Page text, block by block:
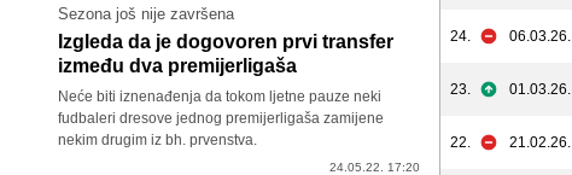
Sezona još nije završena
Izgleda da je dogovoren prvi transfer
između dva premijerligaša
Neće biti iznenađenja da tokom ljetne pauze neki
fudbaleri dresove jednog premijerligaša zamijene
nekim drugim iz bh. prvenstva.
24.05.22. 17:20
24. 06.03.26.
23. 01.03.26.
22. 21.02.26.